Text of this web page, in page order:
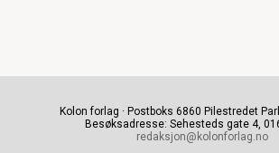
Kolon forlag · Postboks 6860 Pilestredet
Besøksadresse: Sehesteds gate 4,
redaksjon@kolonforlag.no